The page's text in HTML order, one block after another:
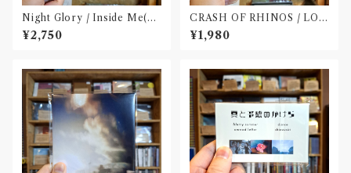
Night Glory / Inside Me(C
D)〝名古屋〟
¥2,750
CRASH OF RHINOS / LOG
BOOK(CD)
¥1,980